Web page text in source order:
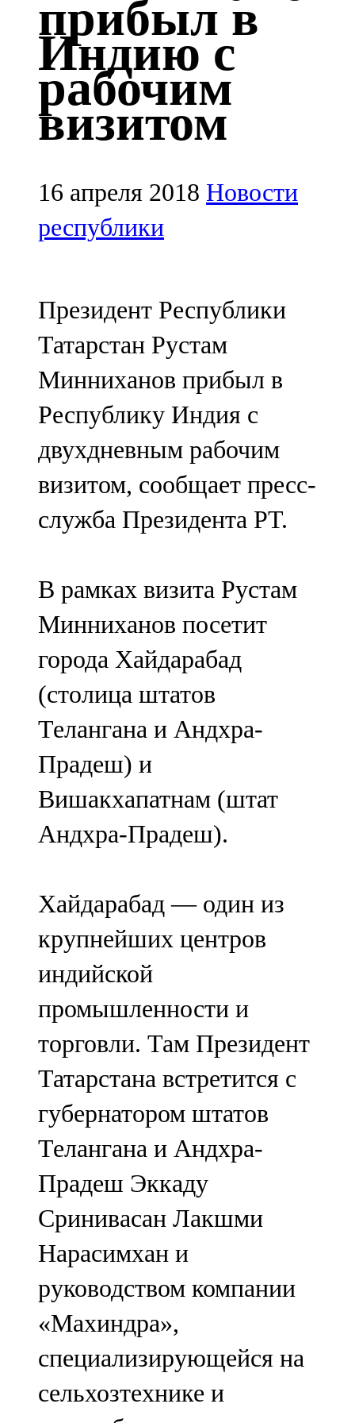
Казан
91,5 FM
Кайбыч
106,1 FM
Кама тамагы
71,51 FM
Кукмара
107,9 FM
102,1 FM
Мамадыш
106,2 FM
Минзәлә
107,3 FM
Мөслим
100,0 FM
104,7 FM
Олы Әтнә
71,42 FM
Сарман
107,8 FM
Теләче
106,1 FM
Түбән Кама
Чирмешән
107,7 FM
Чистай
103,0 FM
Чүпрәле
91,0 FM
Шәмәрдән
102,3 FM
Яңа чишмә
107,0 FM
Яр Чаллы
105,5 FM
прибыл в
Индию с
рабочим
визитом
16 апреля 2018 Новости
республики
Президент Республики
Татарстан Рустам
Минниханов прибыл в
Республику Индия с
двухдневным рабочим
визитом, сообщает пресс-
служба Президента РТ.
В рамках визита Рустам
Минниханов посетит
города Хайдарабад
(столица штатов
Телангана и Андхра-
Прадеш) и
Вишакхапатнам (штат
Андхра-Прадеш).
Хайдарабад — один из
крупнейших центров
индийской
промышленности и
торговли. Там Президент
Татарстана встретится с
губернатором штатов
Телангана и Андхра-
Прадеш Эккаду
Сринивасан Лакшми
Нарасимхан и
руководством компании
«Махиндра»,
специализирующейся на
сельхозтехнике и